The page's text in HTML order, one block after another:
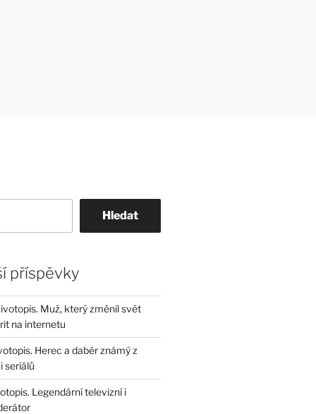
Hledat
příspěvky
Muž, který změnil svět
na internetu
Herec a dabér známý z
seriálů
Legendární televizní i